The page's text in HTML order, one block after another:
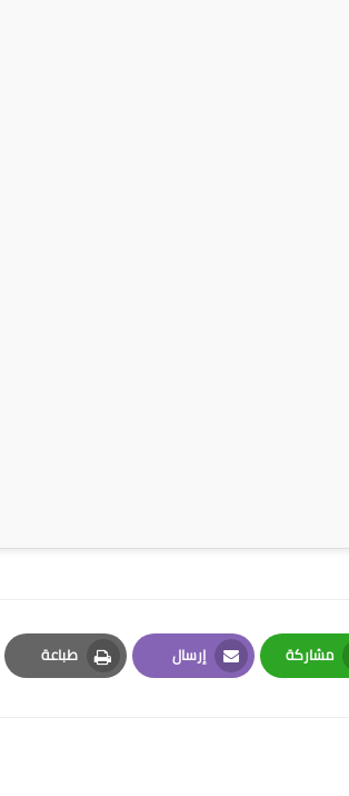
مشاركة
Whatsapp
إرسال
Email
طباعة
Print